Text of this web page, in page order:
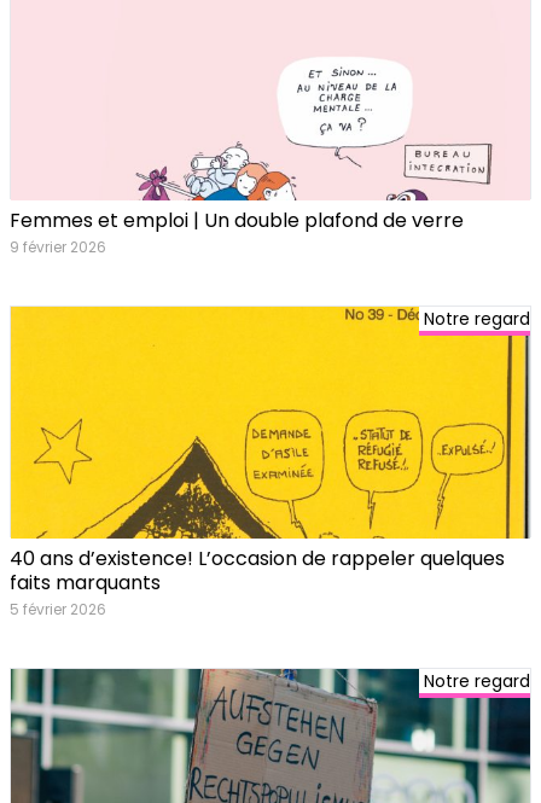
Femmes et emploi | Un double plafond de verre
9 février 2026
Notre regard
40 ans d’existence! L’occasion de rappeler quelques
faits marquants
5 février 2026
Notre regard